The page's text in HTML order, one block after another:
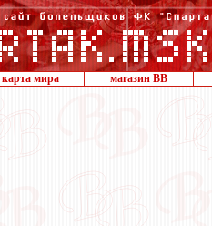
карта мира магазин ВВ